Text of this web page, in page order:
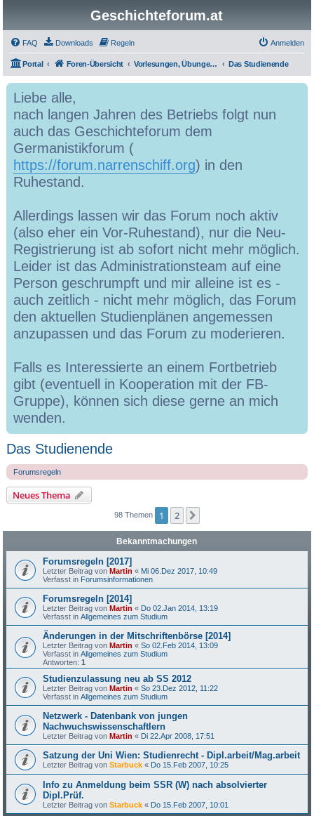
Geschichteforum.at
FAQ Downloads Regeln Anmelden
Portal Foren-Übersicht Vorlesungen, Übungen, Grundkurse, Seminare & Co. Das Studienende
Liebe alle,
nach langen Jahren des Betriebs folgt nun
auch das Geschichteforum dem
Germanistikforum (
https://forum.narrenschiff.org) in den
Ruhestand.
Allerdings lassen wir das Forum noch aktiv
(also eher ein Vor-Ruhestand), nur die Neu-
Registrierung ist ab sofort nicht mehr möglich.
Leider ist das Administrationsteam auf eine
Person geschrumpft und mir alleine ist es -
auch zeitlich - nicht mehr möglich, das Forum
den aktuellen Studienplänen angemessen
anzupassen und das Forum zu moderieren.
Falls es Interessierte an einem Fortbetrieb
gibt (eventuell in Kooperation mit der FB-
Gruppe), können sich diese gerne an mich
wenden.
Das Studienende
Forumsregeln
Neues Thema
98 Themen 1 2
Bekanntmachungen
Forumsregeln [2017]
Letzter Beitrag vonMartin « Mi 06.Dez 2017, 10:49
Verfasst in Forumsinformationen
Forumsregeln [2014]
Letzter Beitrag vonMartin « Do 02.Jan 2014, 13:19
Verfasst inAllgemeines zum Studium
Änderungen in der Mitschriftenbörse [2014]
Letzter Beitrag vonMartin «So 02.Feb 2014, 13:09
Verfasst inAllgemeines zum Studium
Antworten:1
Studienzulassung neu ab SS 2012
Letzter Beitrag vonMartin «So 23.Dez 2012, 11:22
Verfasst inAllgemeines zum Studium
Netzwerk - Datenbank von jungen
Nachwuchswissenschaftlern
Letzter Beitrag vonMartin « Di 22.Apr 2008, 17:51
Satzung der Uni Wien: Studienrecht - Dipl.arbeit/Mag.arbeit
Letzter Beitrag vonStarbuck « Do 15.Feb 2007, 10:25
Info zu Anmeldung beim SSR (W) nach absolvierter
Dipl.Prüf.
Letzter Beitrag vonStarbuck « Do 15.Feb 2007, 10:01